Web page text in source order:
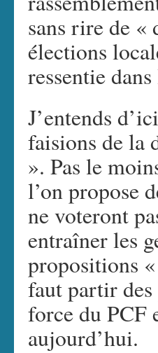
sans rire de
élections
ressentie
J’entends
faisions de la
». Pas le
l’on propose
ne voteront
entraîner les
propositions
faut partir des
force du PCF
aujourd’hui.